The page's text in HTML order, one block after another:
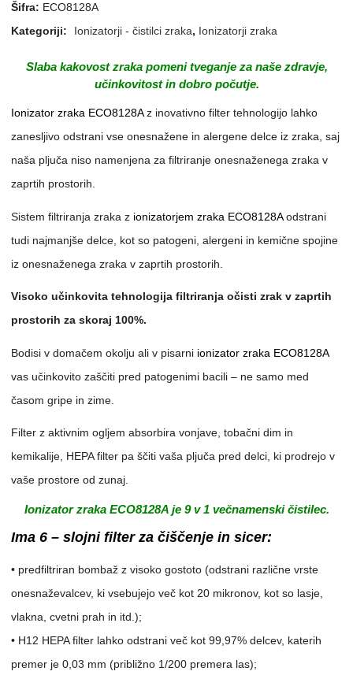
Šifra: ECO8128A
Kategoriji:
Ionizatorji - čistilci zraka, Ionizatorji zraka
Slaba kakovost zraka pomeni tveganje za naše zdravje,
učinkovitost in dobro počutje.
Ionizator zraka ECO8128Az inovativno filter tehnologijo lahko
zanesljivo odstrani vse onesnažene in alergene delce iz zraka, saj
naša pljuča niso namenjena za filtriranje onesnaženega zraka v
zaprtih prostorih.
Sistem filtriranja zraka z ionizatorjem zraka ECO8128Aodstrani
tudi najmanjše delce, kot so patogeni, alergeni in kemične spojine
iz onesnaženega zraka v zaprtih prostorih.
Visoko učinkovita tehnologija filtriranja očisti zrak v zaprtih
prostorih za skoraj 100%.
Bodisi v domačem okolju ali v pisarni ionizator zraka ECO8128A
vas učinkovito zaščiti pred patogenimi bacili – ne samo med
časom gripe in zime.
Filter z aktivnim ogljem absorbira vonjave, tobačni dim in
kemikalije, HEPA filter pa ščiti vaša pljuča pred delci, ki prodrejo v
vaše prostore od zunaj.
Ionizator zraka ECO8128A je 9 v 1 večnamenski čistilec.
Ima 6 – slojni filter za čiščenje in sicer:
• predfiltriran bombaž z visoko gostoto (odstrani različne vrste
onesnaževalcev, ki vsebujejo več kot 20 mikronov, kot so lasje,
vlakna, cvetni prah in itd.);
• H12 HEPA filter lahko odstrani več kot 99,97% delcev, katerih
premer je 0,03 mm (približno 1/200 premera las);